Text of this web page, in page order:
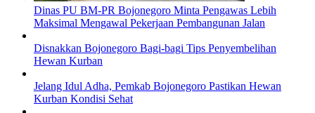
Dinas PU BM-PR Bojonegoro Minta Pengawas Lebih
Maksimal Mengawal Pekerjaan Pembangunan Jalan
Disnakkan Bojonegoro Bagi-bagi Tips Penyembelihan
Hewan Kurban
Jelang Idul Adha, Pemkab Bojonegoro Pastikan Hewan
Kurban Kondisi Sehat